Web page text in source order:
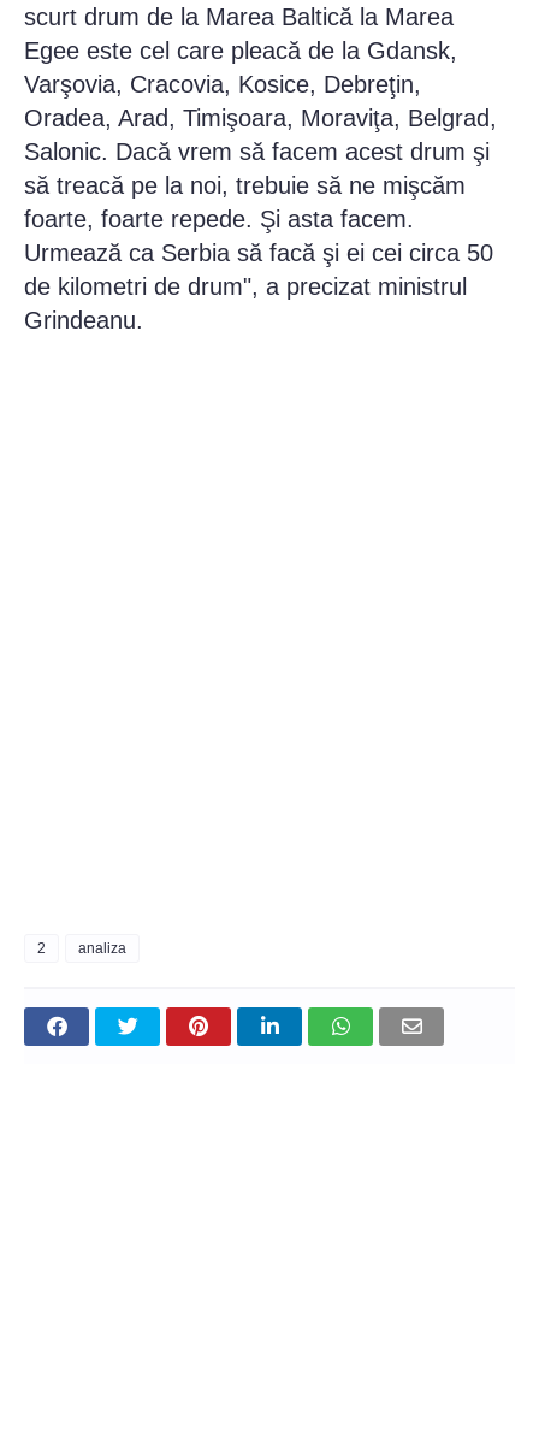
scurt drum de la Marea Baltică la Marea
Egee este cel care pleacă de la Gdansk,
Varşovia, Cracovia, Kosice, Debreţin,
Oradea, Arad, Timişoara, Moraviţa, Belgrad,
Salonic. Dacă vrem să facem acest drum şi
să treacă pe la noi, trebuie să ne mişcăm
foarte, foarte repede. Şi asta facem.
Urmează ca Serbia să facă şi ei cei circa 50
de kilometri de drum", a precizat ministrul
Grindeanu.
2 analiza